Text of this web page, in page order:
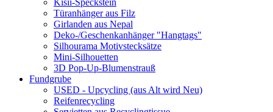
Kisii-Speckstein
Türanhänger aus Filz
Girlanden aus Nepal
Deko-/Geschenkanhänger "Hangtags"
Silhourama Motivstecksätze
Mini-Silhouetten
3D Pop-Up-Blumenstrauß
Fundgrube
USED - Upcycling (aus Alt wird Neu)
Reifenrecycling